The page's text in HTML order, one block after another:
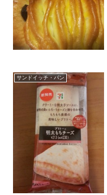
サンドイッチ・パン